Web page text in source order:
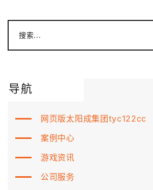
搜索...
导航
网页版太阳成集团tyc122cc
案例中心
游戏资讯
公司服务